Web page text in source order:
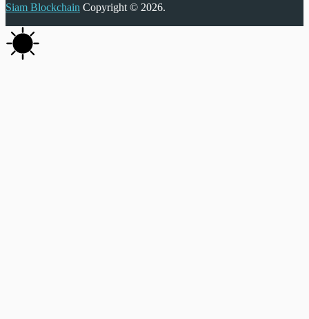
Siam Blockchain Copyright © 2026.